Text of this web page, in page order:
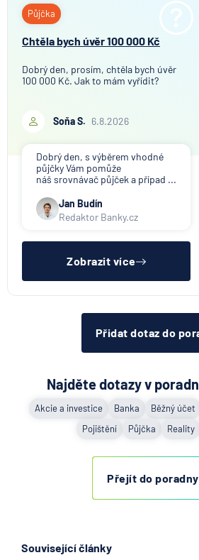
Půjčka
Chtěla bych úvěr 100 000 Kč
Dobrý den, prosím, chtěla bych úvěr
100 000 Kč. Jak to mám vyřídit?
Soňa S. 6.8.2026
Dobrý den, s výběrem vhodné
půjčky Vám pomůže
náš srovnávač půjček a případ ...
Jan Budín
Redaktor Banky.cz
Zobrazit více
Přidat dotaz do
Najděte dotazy v
Akcie a investice Banka Běžný účet
Pojištění
Půjčka Reality
Přejít do poradny
Související články